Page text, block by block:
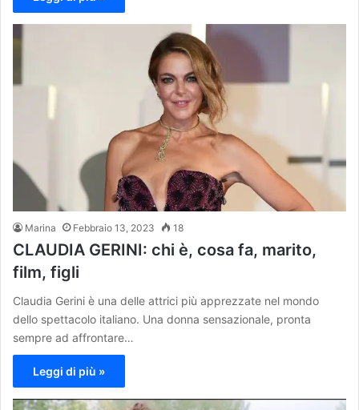
Marina Febbraio 13, 2023 18
CLAUDIA GERINI: chi è, cosa fa, marito,
film, figli
Claudia Gerini è una delle attrici più apprezzate nel mondo
dello spettacolo italiano. Una donna sensazionale, pronta
sempre ad affrontare…
Leggi di più »